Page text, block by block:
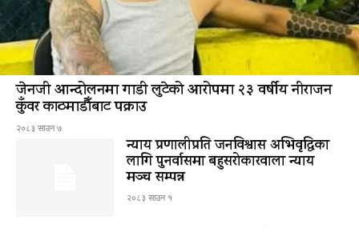
जेनजी आन्दोलनमा गाडी लुटेको आरोपमा २३ वर्षीय नीराजन
कुँवर काठमाडौँबाट पक्राउ
२०८३ साउन ७
न्याय प्रणालीप्रति जनविश्वास अभिवृद्धिका
लागि पुनर्वासमा बहुसरोकारवाला न्याय
मञ्च सम्पन्न
२०८३ साउन १